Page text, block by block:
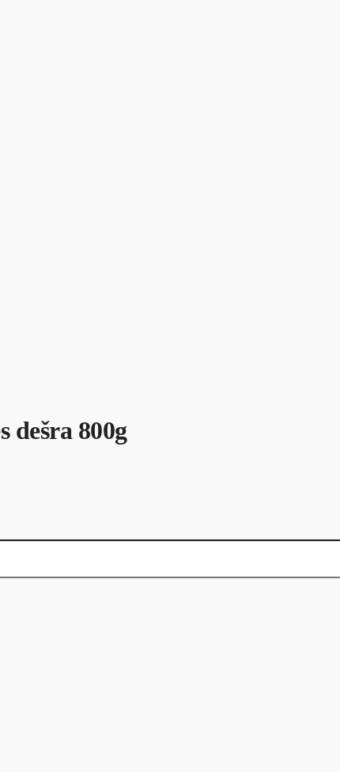
dešra 800g